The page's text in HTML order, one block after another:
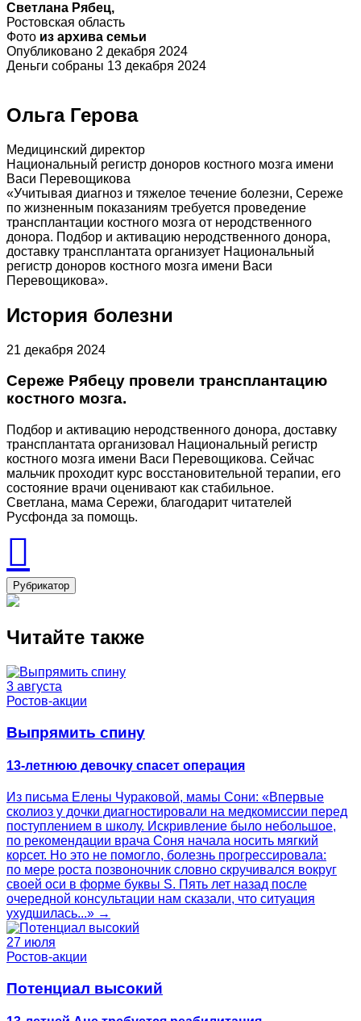
Светлана Рябец,
Ростовская область
Фото из архива семьи
Опубликовано 2 декабря 2024
Деньги собраны 13 декабря 2024
Ольга Герова
Медицинский директор
Национальный регистр доноров костного мозга имени
Васи Перевощикова
«Учитывая диагноз и тяжелое течение болезни, Сереже
по жизненным показаниям требуется проведение
трансплантации костного мозга от неродственного
донора. Подбор и активацию неродственного донора,
доставку трансплантата организует Национальный
регистр доноров костного мозга имени Васи
Перевощикова».
История болезни
21 декабря 2024
Сереже Рябецу провели трансплантацию
костного мозга.
Подбор и активацию неродственного донора, доставку
трансплантата организовал Национальный регистр
костного мозга имени Васи Перевощикова. Сейчас
мальчик проходит курс восстановительной терапии, его
состояние врачи оценивают как стабильное.
Светлана, мама Сережи, благодарит читателей
Русфонда за помощь.
Рубрикатор
Читайте также
3 августа
Ростов-акции
Выпрямить спину
13-летнюю девочку спасет операция
Из письма Елены Чураковой, мамы Сони: «Впервые
сколиоз у дочки диагностировали на медкомиссии перед
поступлением в школу. Искривление было небольшое,
по рекомендации врача Соня начала носить мягкий
корсет. Но это не помогло, болезнь прогрессировала:
по мере роста позвоночник словно скручивался вокруг
своей оси в форме буквы S. Пять лет назад после
очередной консультации нам сказали, что ситуация
ухудшилась...» →
27 июля
Ростов-акции
Потенциал высокий